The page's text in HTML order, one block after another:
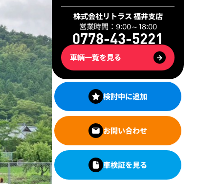
株式会社リトラス 福井支店
営業時間：9:00～18:00
0778-43-5221
車輌一覧を見る →
検討中に追加
お問い合わせ
車検証を見る